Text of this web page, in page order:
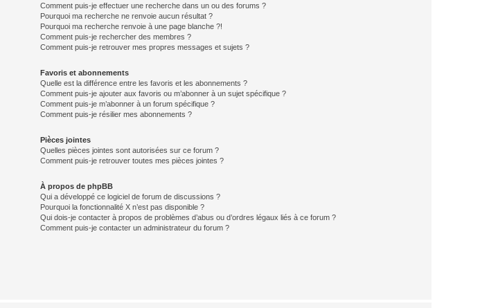
Comment puis-je effectuer une recherche dans un ou des forums ?
Pourquoi ma recherche ne renvoie aucun résultat ?
Pourquoi ma recherche renvoie à une page blanche ?!
Comment puis-je rechercher des membres ?
Comment puis-je retrouver mes propres messages et sujets ?
Favoris et abonnements
Quelle est la différence entre les favoris et les abonnements ?
Comment puis-je ajouter aux favoris ou m’abonner à un sujet spécifique ?
Comment puis-je m’abonner à un forum spécifique ?
Comment puis-je résilier mes abonnements ?
Pièces jointes
Quelles pièces jointes sont autorisées sur ce forum ?
Comment puis-je retrouver toutes mes pièces jointes ?
À propos de phpBB
Qui a développé ce logiciel de forum de discussions ?
Pourquoi la fonctionnalité X n’est pas disponible ?
Qui dois-je contacter à propos de problèmes d’abus ou d’ordres légaux liés à ce forum ?
Comment puis-je contacter un administrateur du forum ?